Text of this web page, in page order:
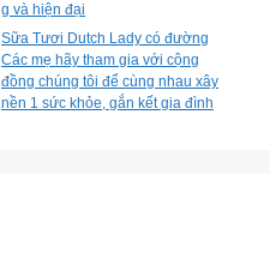
g và hiện đại
Sữa Tươi Dutch Lady có đường
Các mẹ hãy tham gia với cộng
đồng chúng tôi để cùng nhau xây
nền 1 sức khỏe, gắn kết gia đình